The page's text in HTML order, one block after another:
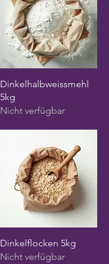
Schnellansicht
Dinkelhalbweissmehl
5kg
Nicht verfügbar
Schnellansicht
Dinkelflocken 5kg
Nicht verfügbar